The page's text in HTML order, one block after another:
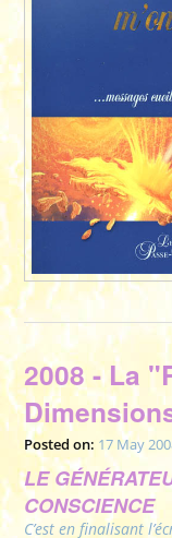
2008 - La
Posted on: 17 May
LE
CONSCIENCE
C’est en finalisant